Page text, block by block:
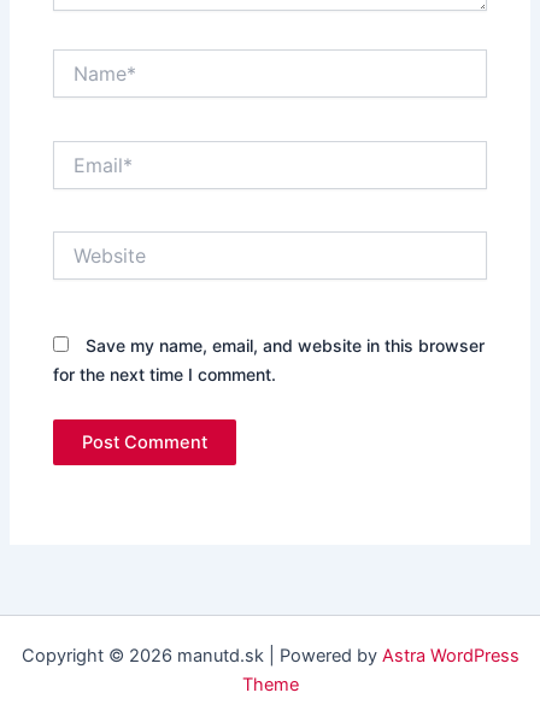
Save my name, email, and website in this browser
for the next time I comment.
Copyright © 2026 manutd.sk | Powered by Astra WordPress
Theme